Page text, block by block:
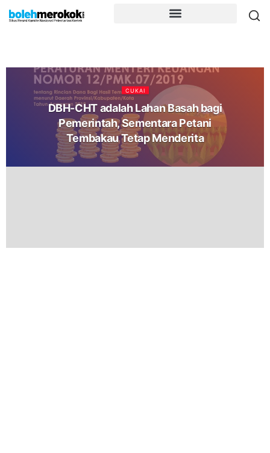
CUKAI
DBH-CHT adalah Lahan Basah bagi
Pemerintah, Sementara Petani
Tembakau Tetap Menderita